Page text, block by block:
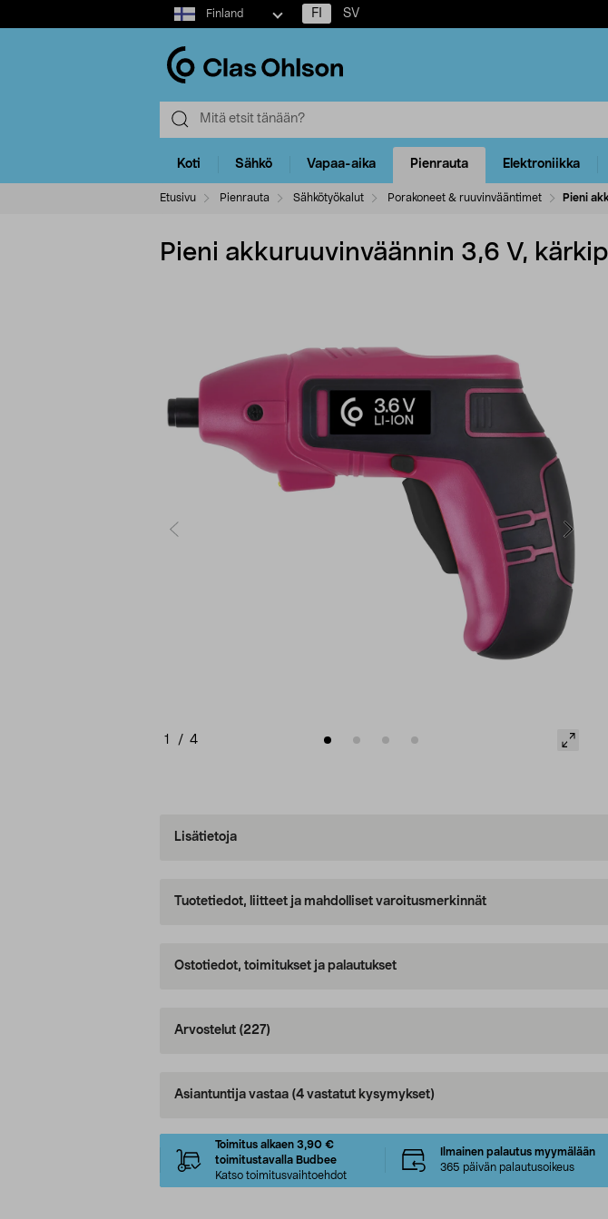
Select
market
Finland FI SV
Koti Sähkö Vapaa-aika Pienrauta Elektroniikka
Etusivu Pienrauta Sähkötyökalut Porakoneet & ruuvinvääntimet Pieni
Pieni akkuruuvinväännin 3,6 V,
1 / 4
Lisätietoja
Tuotetiedot, liitteet ja mahdolliset varoitusmerkinnät
Ostotiedot, toimitukset ja palautukset
Arvostelut (227)
Asiantuntija vastaa (4 vastatut kysymykset)
Toimitus alkaen 3,90 €
toimitustavalla Budbee
Katso toimitusvaihtoehdot
Ilmainen palautus myymälään
365 päivän palautusoikeus